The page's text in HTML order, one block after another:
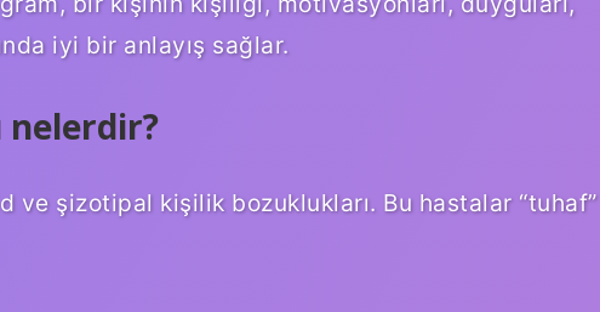
iyi bir anlayış sağlar.
ve şizotipal kişilik bozuklukları. Bu hastalar “tuhaf”